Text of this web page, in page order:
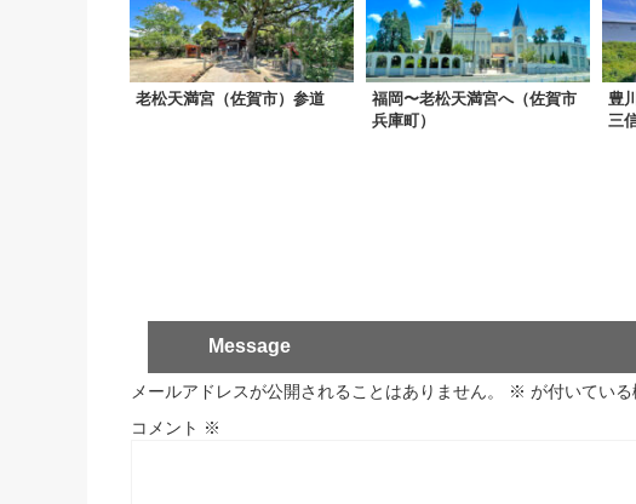
老松天満宮（佐賀市）参道
福岡〜老松天満宮へ（佐賀市
兵庫町）
豊
三
Message
メールアドレスが公開されることはありません。 ※ が付いてい
コメント ※